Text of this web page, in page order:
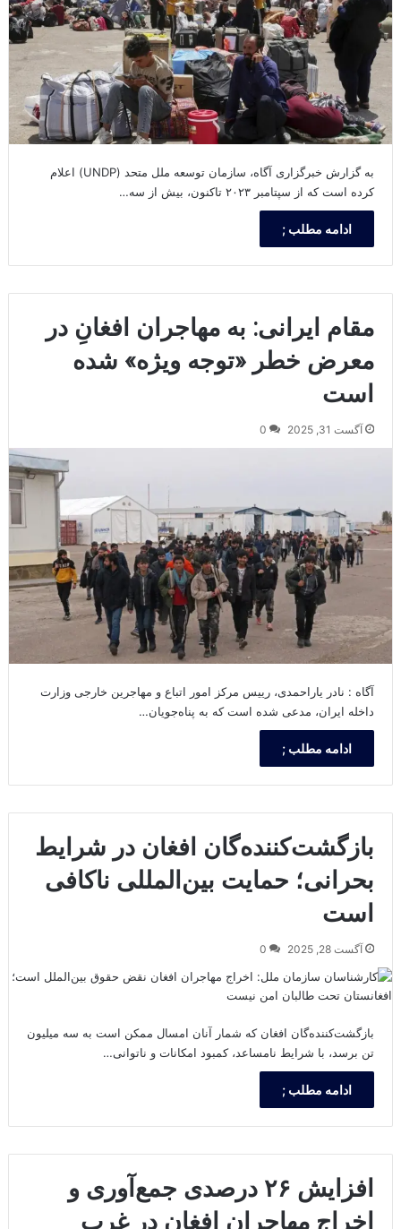
به گزارش خبرگزاری آگاه، سازمان توسعه ملل متحد (UNDP) اعلام
کرده است که از سپتامبر ۲۰۲۳ تاکنون، بیش از سه…
ادامه مطلب ;
مقام ایرانی: به مهاجران افغانِ در
معرض خطر «توجه ویژه» شده
است
آگست 31, 2025 0
آگاه : نادر یاراحمدی، رییس مرکز امور اتباع و مهاجرین خارجی وزارت
داخله ایران، مدعی شده است که به پناه‌جویان…
ادامه مطلب ;
بازگشت‌کننده‌گان افغان در شرایط
بحرانی؛ حمایت بین‌المللی ناکافی
است
آگست 28, 2025 0
بازگشت‌کننده‌گان افغان که شمار آنان امسال ممکن است به سه میلیون
تن برسد، با شرایط نامساعد، کمبود امکانات و ناتوانی…
ادامه مطلب ;
افزایش ۲۶ درصدی جمع‌آوری و
اخراج مهاجران افغان در غرب